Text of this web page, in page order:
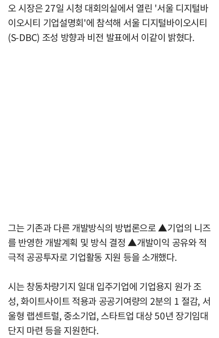
오 시장은 27일 시청 대회의실에서 열린 '서울 디지털바
이오시티 기업설명회'에 참석해 서울 디지털바이오시티
(S-DBC) 조성 방향과 비전 발표에서 이같이 밝혔다.
그는 기존과 다른 개발방식의 방법론으로 ▲기업의 니즈
를 반영한 개발계획 및 방식 결정 ▲개발이익 공유와 적
극적 공공투자로 기업활동 지원 등을 소개했다.
시는 창동차량기지 일대 입주기업에 기업용지 원가 조
성, 화이트사이트 적용과 공공기여량의 2분의 1 절감, 서
울형 랩센트럴, 중소기업, 스타트업 대상 50년 장기임대
단지 마련 등을 지원한다.